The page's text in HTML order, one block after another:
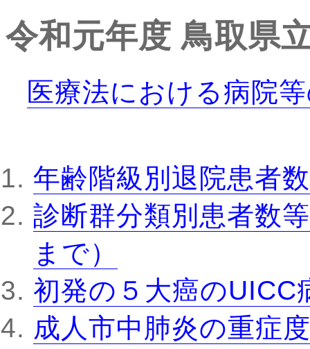
令和元年度 鳥取県
医療法における病院
年齢階級別退院患者数
診断群分類別患者数
まで）
初発の５大癌のUICC
成人市中肺炎の重症